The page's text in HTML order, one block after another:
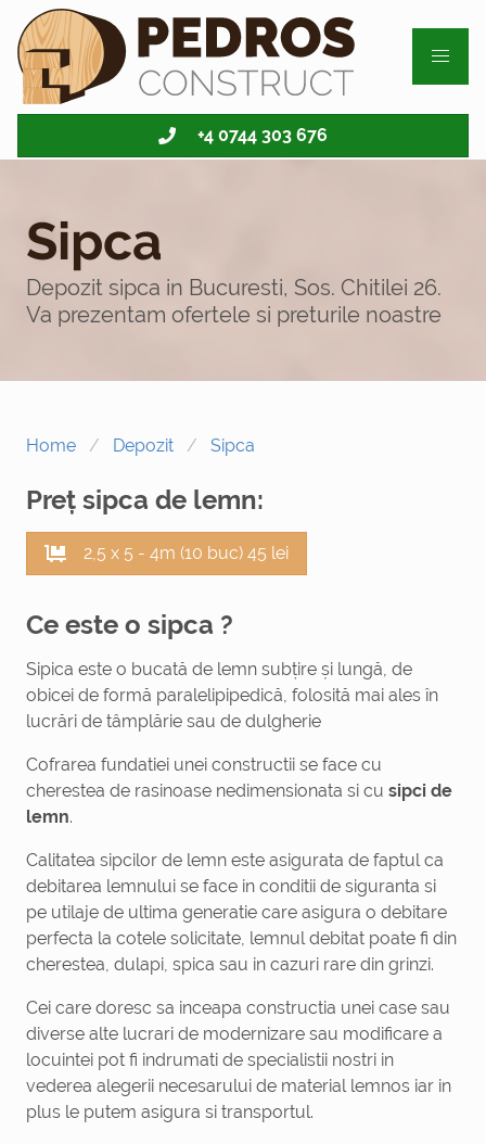
Sipca - go to homepage
+4 0744 303 676
Sipca
Depozit sipca in Bucuresti, Sos. Chitilei 26.
Va prezentam ofertele si preturile noastre
Home Depozit Sipca
Preț sipca de lemn:
2,5 x 5 - 4m (10 buc) 45 lei
Ce este o sipca ?
Sipica este o bucată de lemn subțire și lungă, de
obicei de formă paralelipipedică, folosită mai ales în
lucrări de tâmplărie sau de dulgherie
Cofrarea fundatiei unei constructii se face cu
cherestea de rasinoase nedimensionata si cu sipci de
lemn.
Calitatea sipcilor de lemn este asigurata de faptul ca
debitarea lemnului se face in conditii de siguranta si
pe utilaje de ultima generatie care asigura o debitare
perfecta la cotele solicitate, lemnul debitat poate fi din
cherestea, dulapi, spica sau in cazuri rare din grinzi.
Cei care doresc sa inceapa constructia unei case sau
diverse alte lucrari de modernizare sau modificare a
locuintei pot fi indrumati de specialistii nostri in
vederea alegerii necesarului de material lemnos iar in
plus le putem asigura si transportul.